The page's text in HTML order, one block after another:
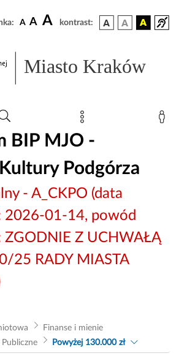
A A A kontrast:
Miasto Kraków
BIP MJO -
Podgórza
- A_CKPO (data
2026-01-14, powód
ZGODNIE Z UCHWAŁĄ
25 RADY MIASTA
Finanse i mienie
Powyżej 130.000 zł